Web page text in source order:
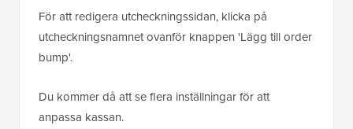
För att redigera utcheckningssidan, klicka på
utcheckningsnamnet ovanför knappen 'Lägg till order
bump'.
Du kommer då att se flera inställningar för att
anpassa kassan.